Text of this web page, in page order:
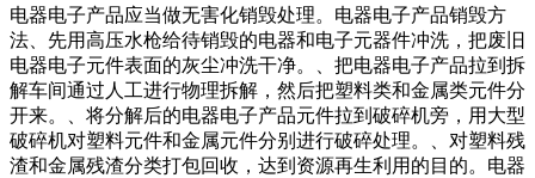
电器电子产品应当做无害化销毁处理。电器电子产品销毁方
法、先用高压水枪给待销毁的电器和电子元器件冲洗，把废旧
电器电子元件表面的灰尘冲洗干净。、把电器电子产品拉到拆
解车间通过人工进行物理拆解，然后把塑料类和金属类元件分
开来。、将分解后的电器电子产品元件拉到破碎机旁，用大型
破碎机对塑料元件和金属元件分别进行破碎处理。、对塑料残
渣和金属残渣分类打包回收，达到资源再生利用的目的。电器